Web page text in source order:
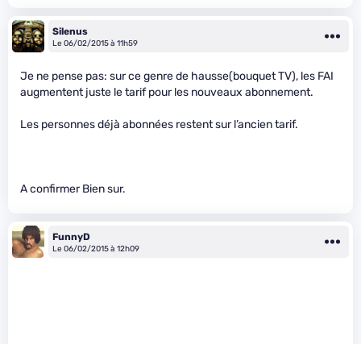
Silenus
Le 06/02/2015 à 11h59
Je ne pense pas: sur ce genre de hausse(bouquet TV), les FAI
augmentent juste le tarif pour les nouveaux abonnement.
Les personnes déjà abonnées restent sur l’ancien tarif.
A confirmer Bien sur.
FunnyD
Le 06/02/2015 à 12h09